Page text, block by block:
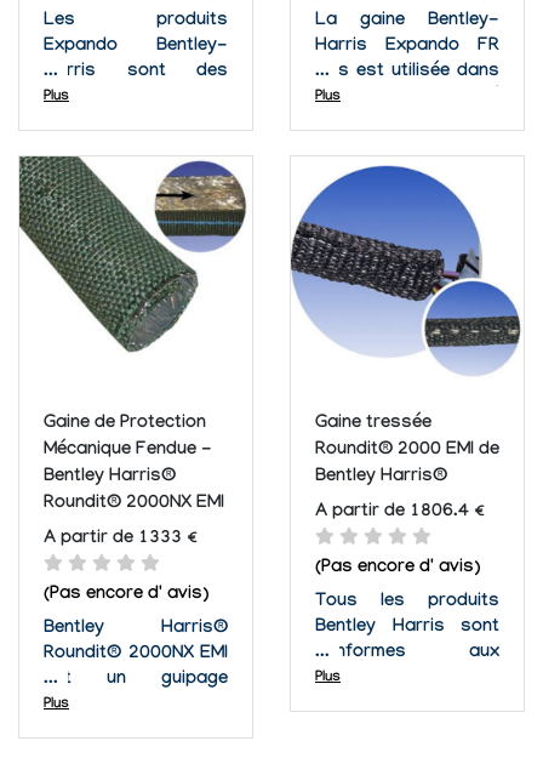
Les produits
Expando Bentley-
Harris sont des
surgaines
pour empêcher les
faisceaux de câbles,
les tuyaux, raccords,
et les harnais de fils
électriques de
s'emmêler, de
s'entailler et de
Plus
La gaine Bentley-
Harris Expando FR
Plus est utilisée dans
une grande diversité
monofilament de
0.010' pour une
utilisation continue à
des températures
comprises entre...
Plus
Gaine de Protection
Mécanique Fendue -
Bentley Harris®
Roundit® 2000NX EMI
A partir de 1333 €
(Pas encore d' avis)
Bentley Harris®
Roundit® 2000NX EMI
est un guipage
d'auto-emballage qui
Plus
Gaine tressée
Roundit® 2000 EMI de
Bentley Harris®
A partir de 1806.4 €
(Pas encore d' avis)
Tous les produits
Bentley Harris sont
conformes aux
normes ROHS et ont
Plus